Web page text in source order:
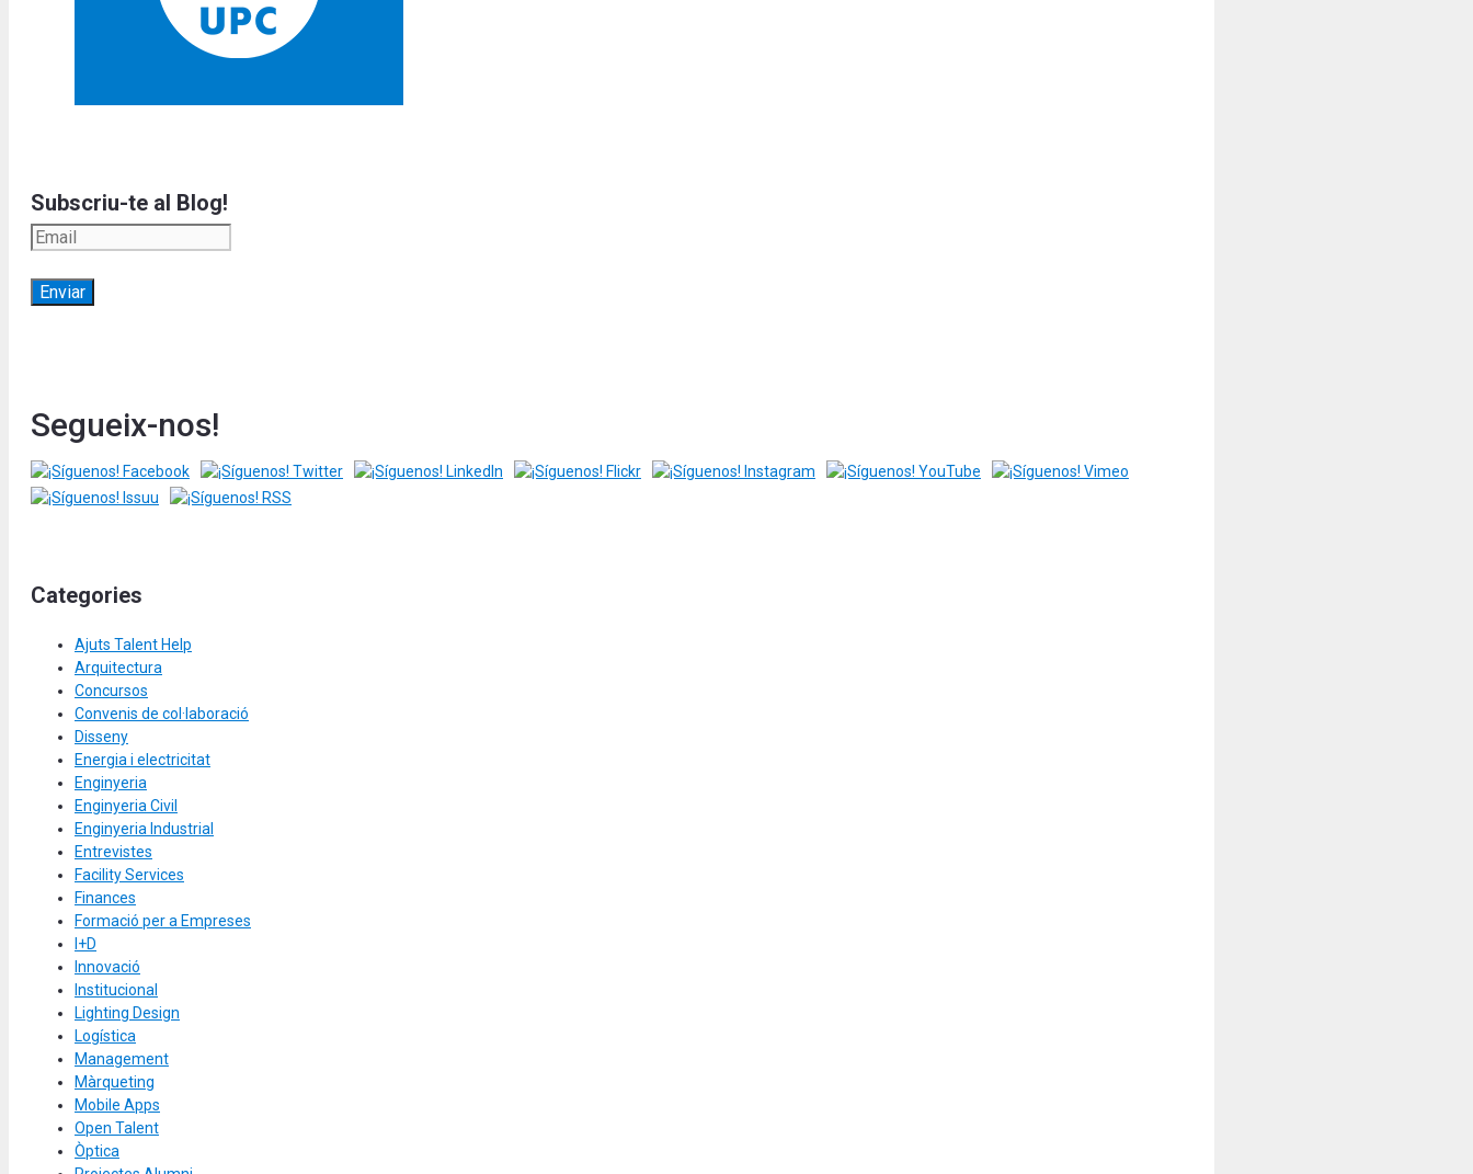
Subscriu-te al Blog!
Segueix-nos!
Categories
Ajuts Talent Help
Arquitectura
Concursos
Convenis de col·laboració
Disseny
Energia i electricitat
Enginyeria
Enginyeria Civil
Enginyeria Industrial
Entrevistes
Facility Services
Finances
Formació per a Empreses
I+D
Innovació
Institucional
Lighting Design
Logística
Management
Màrqueting
Mobile Apps
Open Talent
Òptica